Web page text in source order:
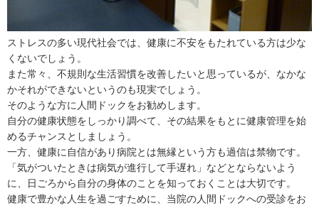
ストレスの多い現代社会では、健康に不安をもたれている方は少な
くないでしょう。
また常々、不規則な生活習慣を改善したいと思っているが、なかな
かそれができないというのも現実でしょう。
そのような方に人間ドックをお勧めします。
自分の健康状態をしっかり調べて、その結果をもとに健康管理を始
めるチャンスとしましょう。
一方、健康に自信があり病院とは無縁という方も過信は禁物です。
「気がついたときは病気が進行して手遅れ」などとならないよう
に、日ごろから自分の身体のことを知っておくことは大切です。
健康で豊かな人生を過ごすために、当院の人間ドックへの受診をお